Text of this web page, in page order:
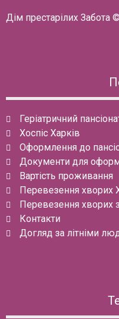
Дім престарілих Забота
Геріатричний
Хоспіс Харків
Оформлення до
Документи для
Вартість проживання
Перевезення хворих
Перевезення хворих
Контакти
Догляд за літніми